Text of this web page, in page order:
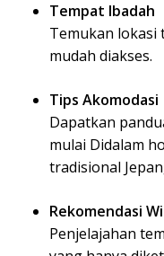
Tempat Ibadah
Temukan lokasi
mudah diakses.
Tips Akomodasi
Dapatkan
mulai Didalam
tradisional
Rekomendasi
Penjelajahan